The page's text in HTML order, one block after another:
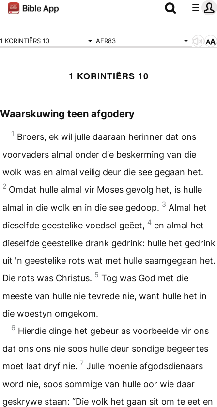
1 KORINTIËRS 10 AFR83
1 KORINTIËRS 10
Waarskuwing teen afgodery
1 Broers, ek wil julle daaraan herinner dat ons
voorvaders almal onder die beskerming van die
wolk was en almal veilig deur die see gegaan het.
2 Omdat hulle almal vir Moses gevolg het, is hulle
almal in die wolk en in die see gedoop. 3 Almal het
dieselfde geestelike voedsel geëet, 4 en almal het
dieselfde geestelike drank gedrink: hulle het gedrink
uit 'n geestelike rots wat met hulle saamgegaan het.
Die rots was Christus. 5 Tog was God met die
meeste van hulle nie tevrede nie, want hulle het in
die woestyn omgekom.
6 Hierdie dinge het gebeur as voorbeelde vir ons
dat ons ons nie soos hulle deur sondige begeertes
moet laat dryf nie. 7 Julle moenie afgodsdienaars
word nie, soos sommige van hulle oor wie daar
geskrywe staan: “Die volk het gaan sit om te eet en